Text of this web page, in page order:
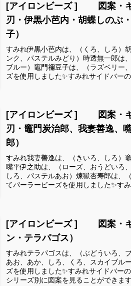
[アイロンビーズ ] 図案・キ
刃・伊黒小芭内・胡蝶しのぶ
子）
すみれ伊黒小芭内は、（くろ、しろ）
ンク、パステルみどり）時透無一郎は
ブルー）竈門禰󠄀豆子は、（ラズベリー
ズを使用しました✨すみれサイドバーの
[アイロンビーズ ] 図案・キ
刃・竈門炭治郎、我妻善逸、
郎）
すみれ我妻善逸は、（きいろ、しろ）
嘴平伊之助は、（ローズ、おうどいろ
しろ、パステルあお）煉獄杏寿郎は、
てパーラービーズを使用しました✨す
[アイロンビーズ ] 図案・キ
ン・テラパゴス）
すみれテラパゴスは、（ぶどういろ、
あお、あか、しろ、くろ、スカイブル
ズを使用しました✨すみれサイドバー
シリーズ別に図案を見ることができま